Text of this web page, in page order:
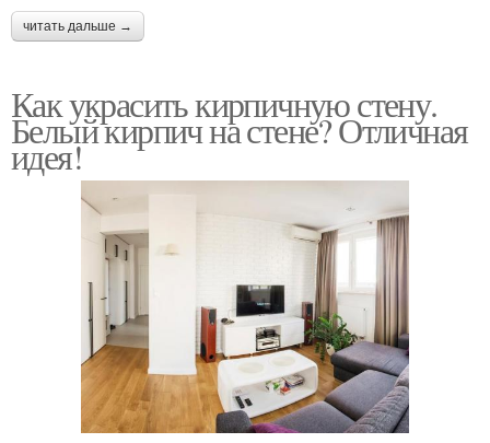
читать дальше →
Как украсить кирпичную стену.
Белый кирпич на стене? Отличная
идея!